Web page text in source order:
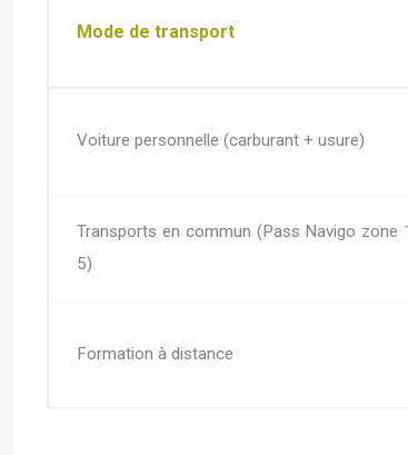
Mode de transport
Voiture personnelle (carburant + usure)
Transports en commun (Pass Navigo zone
5)
Formation à distance